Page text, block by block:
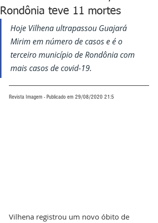
Rondônia teve 11 mortes
Hoje Vilhena ultrapassou Guajará
Mirim em número de casos e é o
terceiro município de Rondônia com
mais casos de covid-19.
Revista Imagem - Publicado em 29/08/2020 21:5
Vilhena registrou um novo óbito de